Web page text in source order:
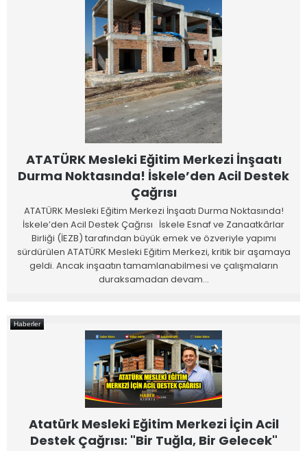
ATATÜRK Mesleki Eğitim Merkezi İnşaatı
Durma Noktasında! İskele’den Acil Destek
Çağrısı
ATATÜRK Mesleki Eğitim Merkezi İnşaatı Durma Noktasında!
İskele’den Acil Destek Çağrısı İskele Esnaf ve Zanaatkârlar
Birliği (İEZB) tarafından büyük emek ve özveriyle yapımı
sürdürülen ATATÜRK Mesleki Eğitim Merkezi, kritik bir aşamaya
geldi. Ancak inşaatın tamamlanabilmesi ve çalışmaların
duraksamadan devam…
Atatürk Mesleki Eğitim Merkezi İçin Acil
Destek Çağrısı: "Bir Tuğla, Bir Gelecek"
Haberler